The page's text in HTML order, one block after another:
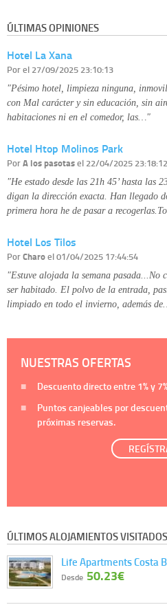
Derechos:tiene derecho a saber qué
disponible en nuestra página web.
Información complementaria:
ÚLTIMAS OPINIONES
Hotel La Xana
Porel 27/09/2025 23:10:13
"Pésimo hotel, limpieza ninguna,
con Mal carácter y sin educación, sin
habitaciones ni en el comedor, las…"
Hotel Htop Molinos Park
PorA los pasotasel 22/04/2025 23:18:12
"He estado desde las 21h 45’ hasta las
digan la dirección exacta. Han llegado
primera hora he de pasar a
Hotel Los Tilos
PorCharoel 01/04/2025 17:44:54
"Estuve alojada la semana pasada...No
ser habitado. El polvo de la entrada,
limpiado en todo el invierno, además
NUESTRAS OFERTAS
Descuento directo entre 1%y
Puntos canjeables por
próximas reservas.
ÚLTIMOS ALOJAMIENTOS VISITADOS
Life Apartments Costa
Desde 50.23€